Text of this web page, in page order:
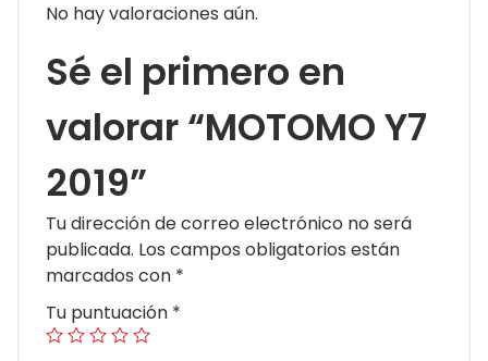
No hay valoraciones aún.
Sé el primero en
valorar “MOTOMO Y7
2019”
Tu dirección de correo electrónico no será
publicada. Los campos obligatorios están
marcados con *
Tu puntuación *